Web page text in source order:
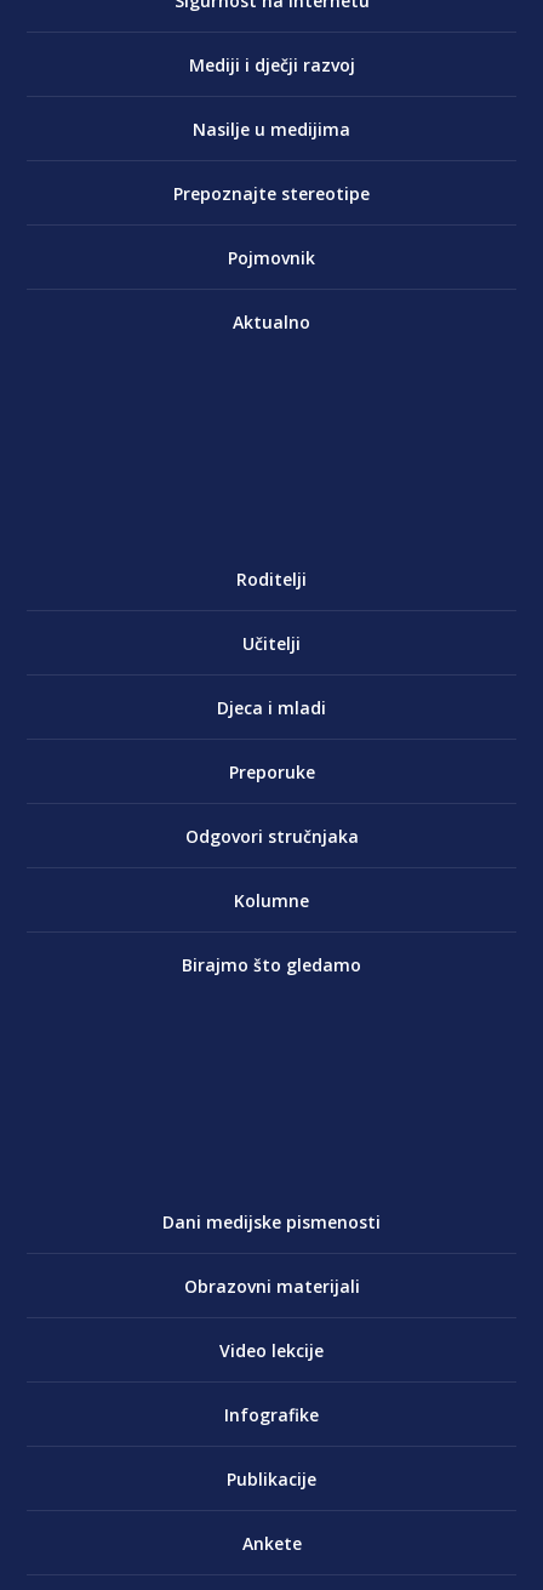
Mediji i dječji razvoj
Nasilje u medijima
Prepoznajte stereotipe
Pojmovnik
Aktualno
Roditelji
Učitelji
Djeca i mladi
Preporuke
Odgovori stručnjaka
Kolumne
Birajmo što gledamo
Dani medijske pismenosti
Obrazovni materijali
Video lekcije
Infografike
Publikacije
Ankete